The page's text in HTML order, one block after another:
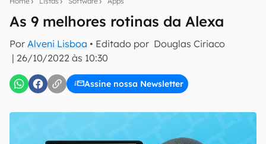
As 9 melhores rotinas da Alexa
Por Alveni Lisboa • Editado por Douglas Ciriaco
| 26/10/2022 às 10:30
Assine nossa Newsletter
notícias e reviews sobre tecnologia em primeira
mão.
E-mail
inscreva-se
Uso e Política de Privacidade do Canaltech.